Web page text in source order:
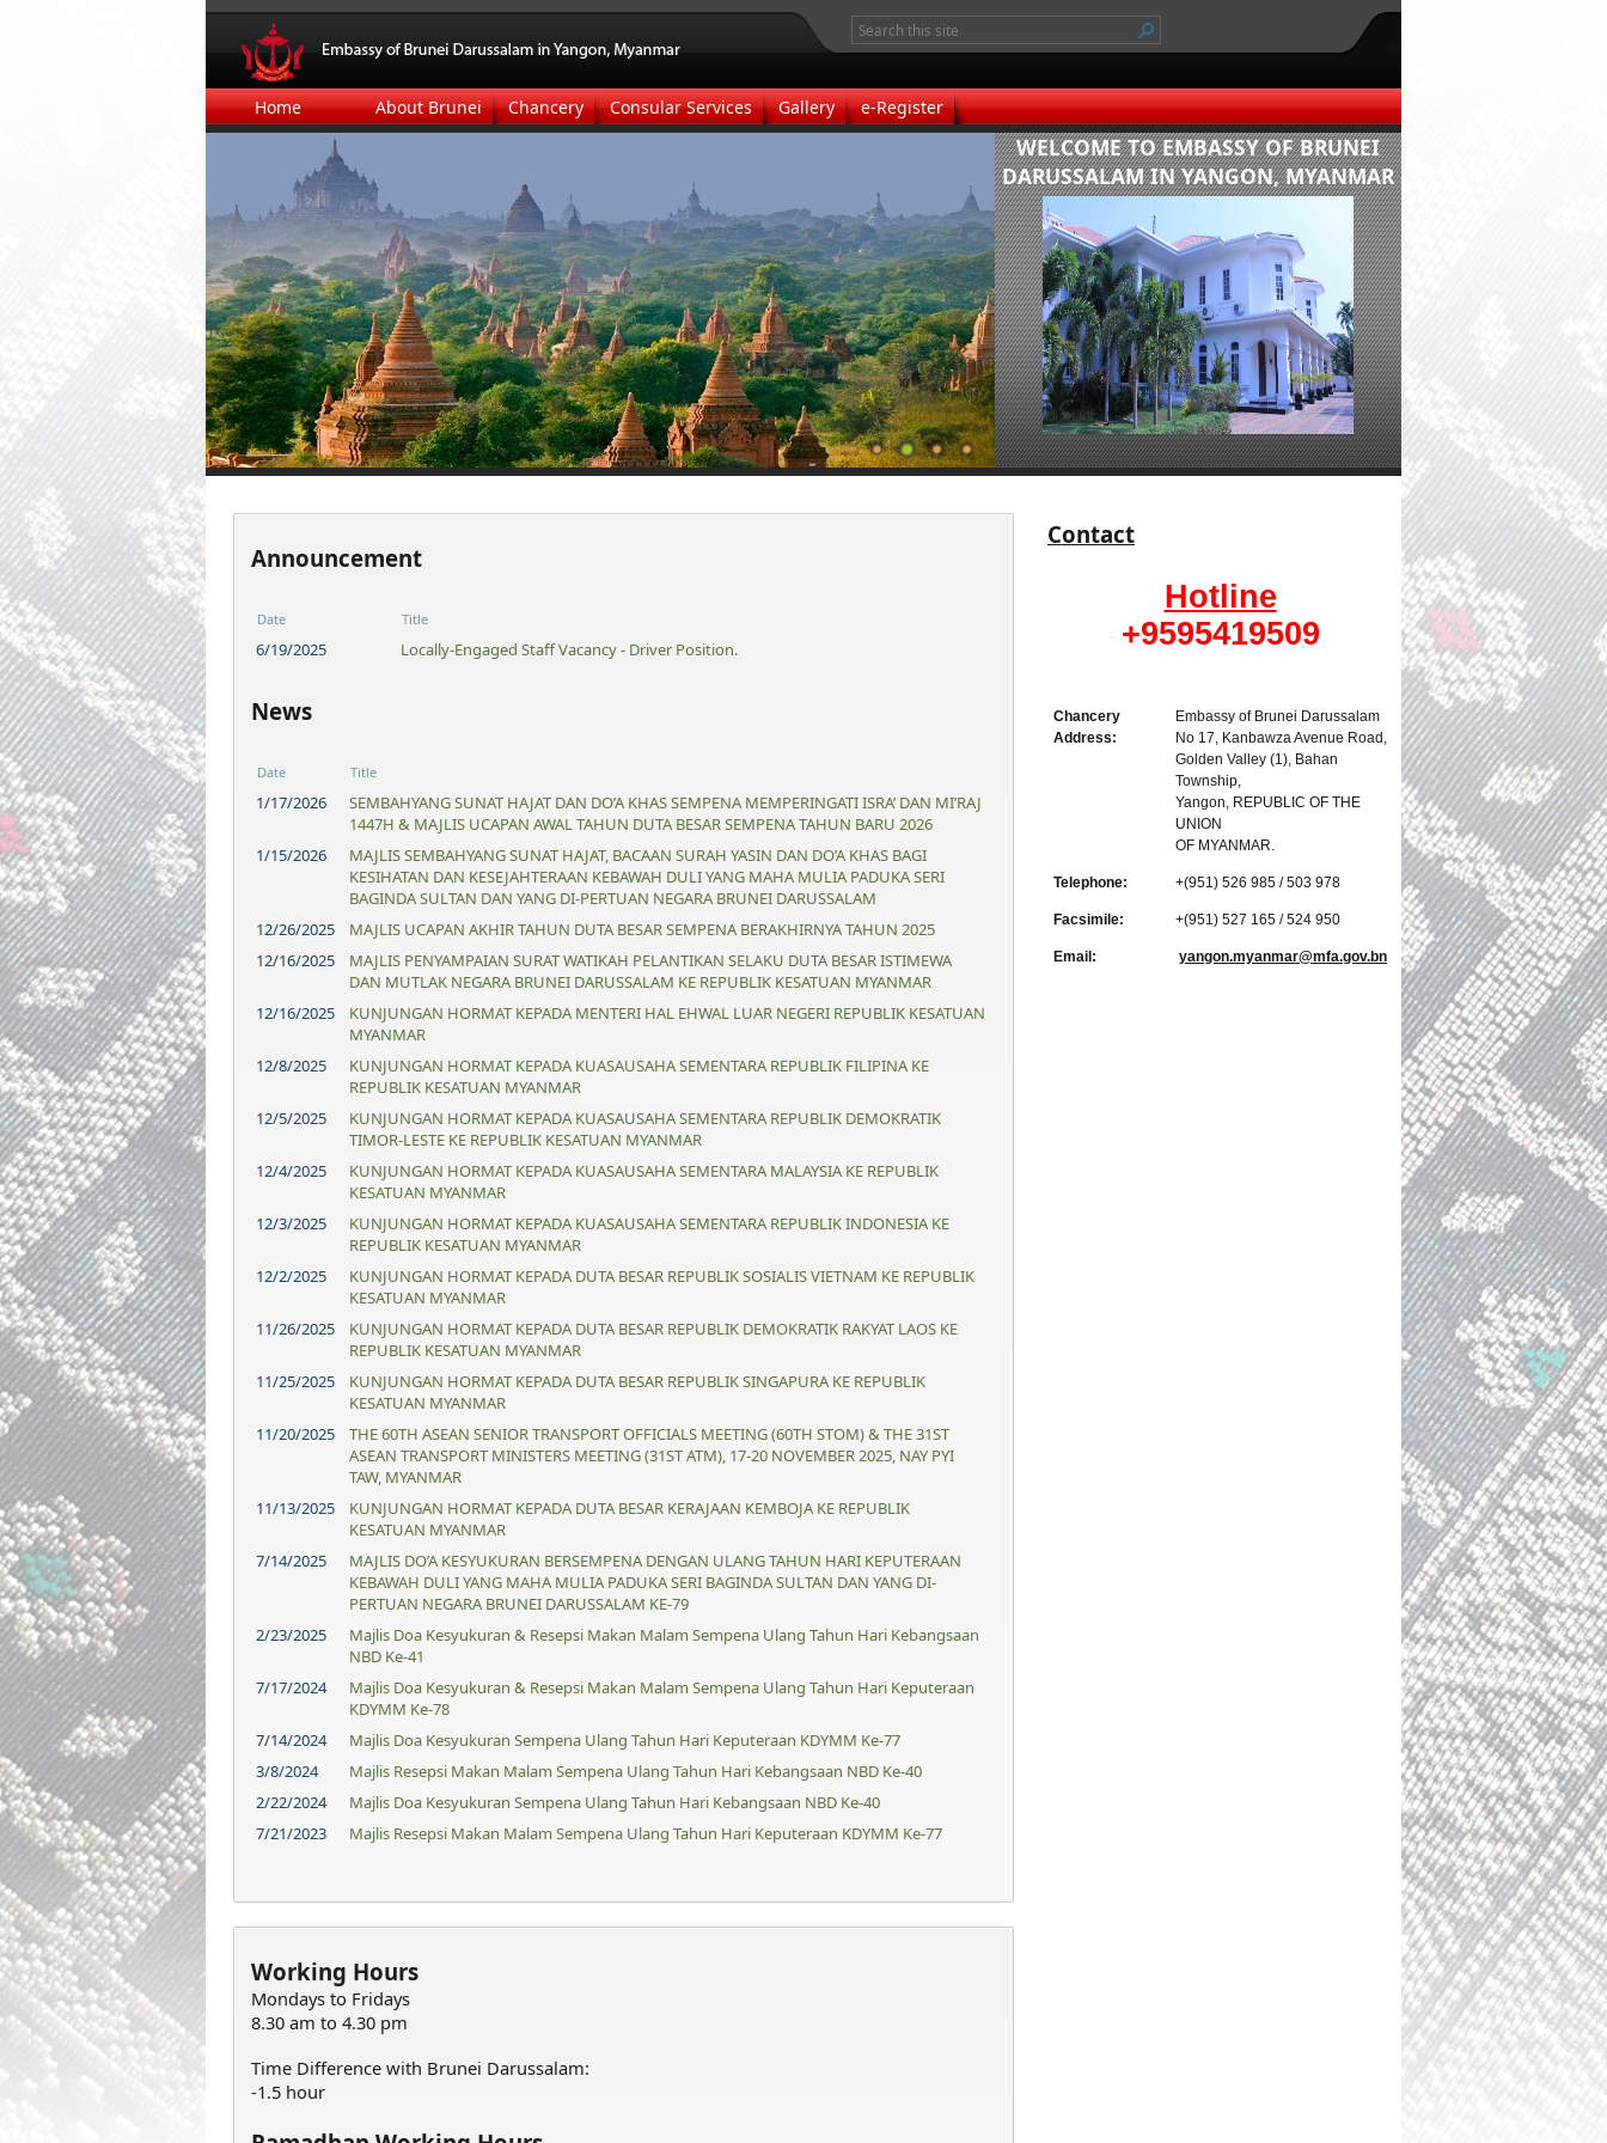
Home About Brunei Chancery Consular Services Gallery e-Register
​WELCOME TO EMBASSY OF BRUNEI
DARUSSALAM IN YANGON, MYANMAR
​​Announcement
Date Title
6/19/2025 Locally-Engaged Staff Vacancy - Driver Position.
​​News
Date Title
1/17/2026
SEMBAHYANG SUNAT HAJAT DAN DO’A KHAS SEMPENA MEMPERINGATI ISRA’ DAN MI’RAJ
1447H & MAJLIS UCAPAN AWAL TAHUN DUTA BESAR SEMPENA TAHUN BARU 2026
1/15/2026
MAJLIS SEMBAHYANG SUNAT HAJAT, BACAAN SURAH YASIN DAN DO’A KHAS BAGI
KESIHATAN DAN KESEJAHTERAAN KEBAWAH DULI YANG MAHA MULIA PADUKA SERI
BAGINDA SULTAN DAN YANG DI-PERTUAN NEGARA BRUNEI DARUSSALAM
12/26/2025
MAJLIS UCAPAN AKHIR TAHUN DUTA BESAR SEMPENA BERAKHIRNYA TAHUN 2025
12/16/2025
MAJLIS PENYAMPAIAN SURAT WATIKAH PELANTIKAN SELAKU DUTA BESAR ISTIMEWA
DAN MUTLAK NEGARA BRUNEI DARUSSALAM KE REPUBLIK KESATUAN MYANMAR
12/16/2025
KUNJUNGAN HORMAT KEPADA MENTERI HAL EHWAL LUAR NEGERI REPUBLIK KESATUAN
MYANMAR
12/8/2025
KUNJUNGAN HORMAT KEPADA KUASAUSAHA SEMENTARA REPUBLIK FILIPINA KE
REPUBLIK KESATUAN MYANMAR
12/5/2025
KUNJUNGAN HORMAT KEPADA KUASAUSAHA SEMENTARA REPUBLIK DEMOKRATIK
TIMOR-LESTE KE REPUBLIK KESATUAN MYANMAR
12/4/2025
KUNJUNGAN HORMAT KEPADA KUASAUSAHA SEMENTARA MALAYSIA KE REPUBLIK
KESATUAN MYANMAR
12/3/2025
KUNJUNGAN HORMAT KEPADA KUASAUSAHA SEMENTARA REPUBLIK INDONESIA KE
REPUBLIK KESATUAN MYANMAR
12/2/2025
KUNJUNGAN HORMAT KEPADA DUTA BESAR REPUBLIK SOSIALIS VIETNAM KE REPUBLIK
KESATUAN MYANMAR
11/26/2025
KUNJUNGAN HORMAT KEPADA DUTA BESAR REPUBLIK DEMOKRATIK RAKYAT LAOS KE
REPUBLIK KESATUAN MYANMAR
11/25/2025
KUNJUNGAN HORMAT KEPADA DUTA BESAR REPUBLIK SINGAPURA KE REPUBLIK
KESATUAN MYANMAR
11/20/2025
THE 60TH ASEAN SENIOR TRANSPORT OFFICIALS MEETING (60TH STOM) & THE 31ST
ASEAN TRANSPORT MINISTERS MEETING (31ST ATM), 17-20 NOVEMBER 2025, NAY PYI
TAW, MYANMAR
11/13/2025
KUNJUNGAN HORMAT KEPADA DUTA BESAR KERAJAAN KEMBOJA KE REPUBLIK
KESATUAN MYANMAR
7/14/2025
MAJLIS DO’A KESYUKURAN BERSEMPENA DENGAN ULANG TAHUN HARI KEPUTERAAN
KEBAWAH DULI YANG MAHA MULIA PADUKA SERI BAGINDA SULTAN DAN YANG DI-
PERTUAN NEGARA BRUNEI DARUSSALAM KE-79
2/23/2025
Majlis Doa Kesyukuran & Resepsi Makan Malam Sempena Ulang Tahun Hari Kebangsaan
NBD Ke-41
7/17/2024
Majlis Doa Kesyukuran & Resepsi Makan Malam Sempena Ulang Tahun Hari Keputeraan
KDYMM Ke-78
7/14/2024
Majlis Doa Kesyukuran Sempena Ulang Tahun Hari Keputeraan KDYMM Ke-77
3/8/2024
Majlis Resepsi Makan Malam Sempena Ulang Tahun Hari Kebangsaan NBD Ke-40
2/22/2024
Majlis Doa Kesyukuran Sempena Ulang Tahun Hari Kebangsaan NBD Ke-40
7/21/2023
Majlis Resepsi Makan Malam Sempena Ulang Tahun Hari Keputeraan KDYMM Ke-77
Working Hours
Mondays to Fridays
8​.30 am to 4.30 pm
Time Difference with Brunei Darussalam:
-1.5 hour
Contact
Hotline
+9595419509​
Chancery
Address:
​Embassy of Brunei Darussalam
No 17, Kanbawza Avenue Road,
Golden Valley (1), Bahan
Township,
Yangon, REPUBLIC OF THE
UNION
OF MYANMAR.
Telephone: +(951) 526 985 / 503 978​
Facsimile: +(951) 527 165 / 524 950
Email: yangon.myanmar@mfa.gov.bn